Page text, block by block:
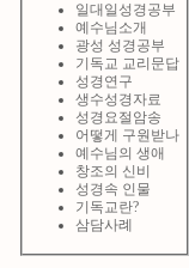
일대일성경공부
예수님소개
광성 성경공부
기독교 교리문답
성경연구
생수성경자료
성경요절암송
어떻게 구원받나
예수님의 생애
창조의 신비
성경속 인물
기독교란?
삼담사례